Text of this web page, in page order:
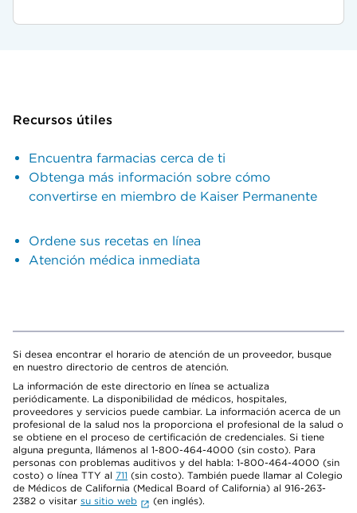
Recursos útiles
Encuentra farmacias cerca de ti
Obtenga más información sobre cómo
convertirse en miembro de Kaiser Permanente
Ordene sus recetas en línea
Atención médica inmediata
Si desea encontrar el horario de atención de un proveedor, busque
en nuestro directorio de centros de atención.
La información de este directorio en línea se actualiza
periódicamente. La disponibilidad de médicos, hospitales,
proveedores y servicios puede cambiar. La información acerca de un
profesional de la salud nos la proporciona el profesional de la salud o
se obtiene en el proceso de certificación de credenciales. Si tiene
alguna pregunta, llámenos al 1-800-464-4000 (sin costo). Para
personas con problemas auditivos y del habla: 1-800-464-4000 (sin
costo) o línea TTY al 711 (sin costo). También puede llamar al Colegio
de Médicos de California (Medical Board of California) al 916-263-
2382 o visitar su sitio web
(en inglés).